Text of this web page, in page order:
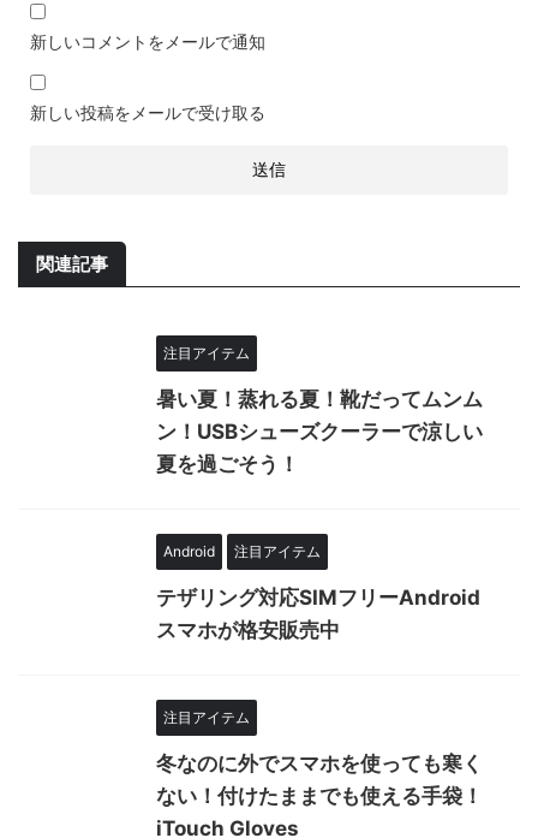
新しいコメントをメールで通知
新しい投稿をメールで受け取る
関連記事
注目アイテム
暑い夏！蒸れる夏！靴だってムンム
ン！USBシューズクーラーで涼しい
夏を過ごそう！
Android 注目アイテム
テザリング対応SIMフリーAndroid
スマホが格安販売中
注目アイテム
冬なのに外でスマホを使っても寒く
ない！付けたままでも使える手袋！
iTouch Gloves